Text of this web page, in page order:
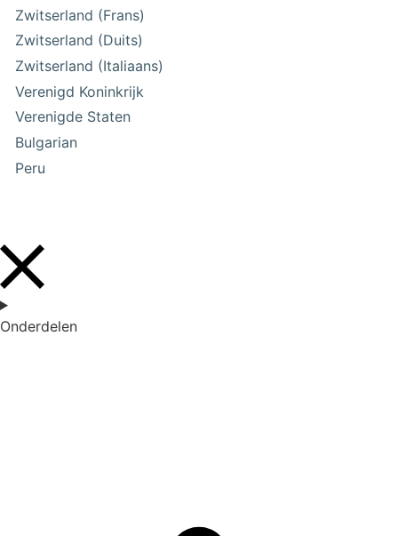
Zwitserland (Frans)
Zwitserland (Duits)
Zwitserland (Italiaans)
Verenigd Koninkrijk
Verenigde Staten
Bulgarian
Peru
Onderdelen